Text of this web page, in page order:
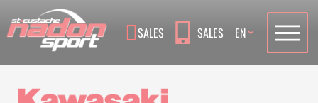
SALES SALES Language
EN